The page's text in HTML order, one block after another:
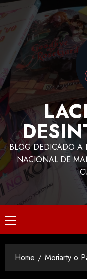
BLOG DEDICADO A
NACIONAL DE
Home Moriarty o